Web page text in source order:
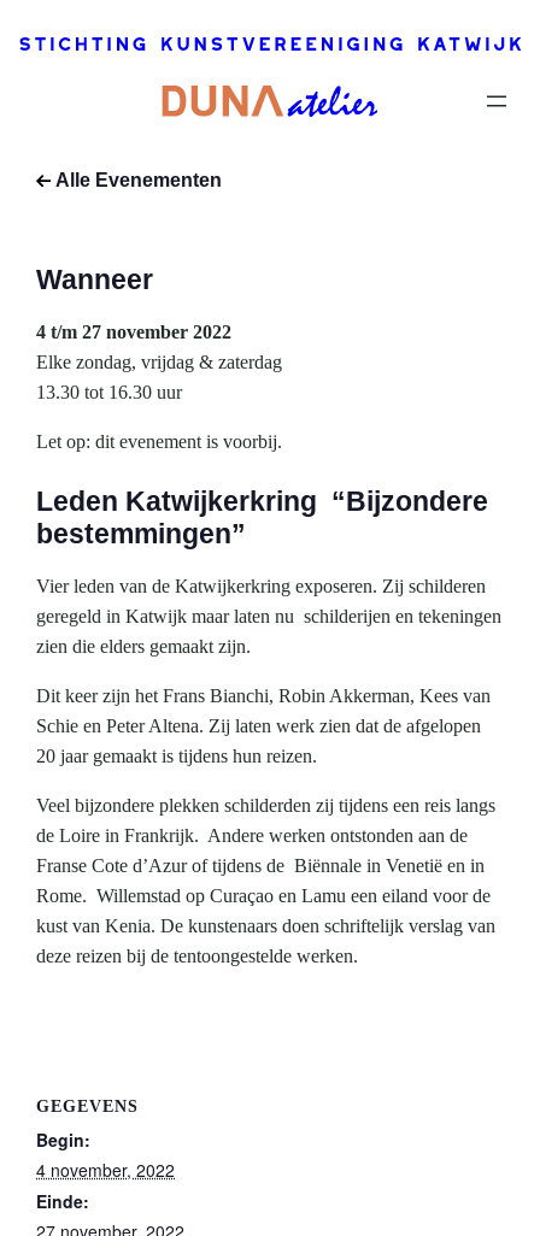
Alle Evenementen
november,
is voorbij.
Wanneer
4 t/m 27 november 2022
Elke zondag, vrijdag & zaterdag
13.30 tot 16.30 uur
Let op: dit evenement is voorbij.
Leden Katwijkerkring “Bijzondere
bestemmingen”
Vier leden van de Katwijkerkring exposeren. Zij schilderen
geregeld in Katwijk maar laten nu schilderijen en tekeningen
zien die elders gemaakt zijn.
Dit keer zijn het Frans Bianchi, Robin Akkerman, Kees van
Schie en Peter Altena. Zij laten werk zien dat de afgelopen
20 jaar gemaakt is tijdens hun reizen.
Veel bijzondere plekken schilderden zij tijdens een reis langs
de Loire in Frankrijk. Andere werken ontstonden aan de
Franse Cote d’Azur of tijdens de Biënnale in Venetië en in
Rome. Willemstad op Curaçao en Lamu een eiland voor de
kust van Kenia. De kunstenaars doen schriftelijk verslag van
deze reizen bij de tentoongestelde werken.
GEGEVENS
Begin:
4 november, 2022
Einde:
27 november, 2022